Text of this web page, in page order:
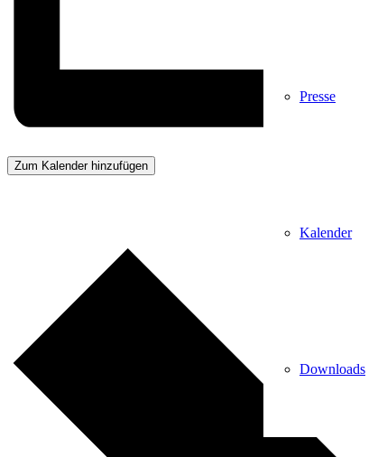
Presse
Kalender
Downloads
Zum Kalender hinzufügen